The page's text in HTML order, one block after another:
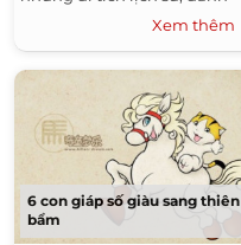
thắng nổi tiếng thu hút đông
đảo khách du lịch.
Xem thêm
6 con giáp số giàu sang thiên
bẩm